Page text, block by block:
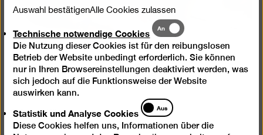
© Daniel Müller
Auswahl bestätigenAlle Cookies zulassen
Technische notwendige Cookies
Technische
notwendige
Cookies
An
Die Nutzung dieser Cookies ist für den reibungslosen
Betrieb der Website unbedingt erforderlich. Sie können
nur in Ihren Browsereinstellungen deaktiviert werden, was
sich jedoch auf die Funktionsweise der Website
auswirken kann.
Statistik und Analyse Cookies
Statistik
und
Analyse
Aus
Diese Cookies helfen uns, Informationen über die